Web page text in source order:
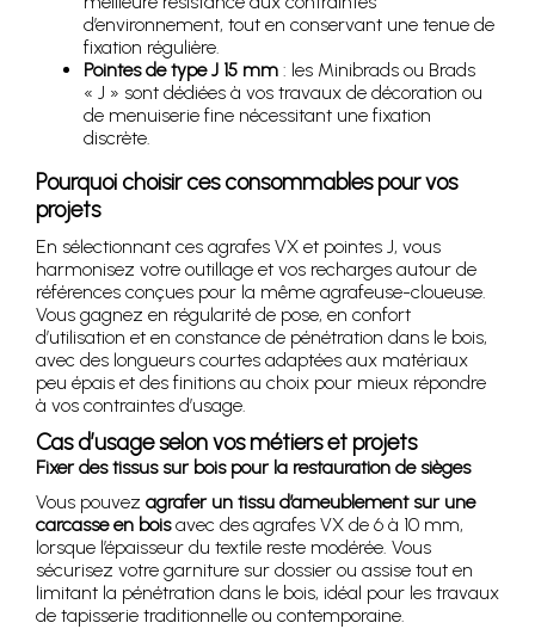
d’environnement, tout en conservant une tenue de
fixation régulière.
Pointes de type J 15 mm : les Minibrads ou Brads
« J » sont dédiées à vos travaux de décoration ou
de menuiserie fine nécessitant une fixation
discrète.
Pourquoi choisir ces consommables pour vos
projets
En sélectionnant ces agrafes VX et pointes J, vous
harmonisez votre outillage et vos recharges autour de
références conçues pour la même agrafeuse-cloueuse.
Vous gagnez en régularité de pose, en confort
d’utilisation et en constance de pénétration dans le bois,
avec des longueurs courtes adaptées aux matériaux
peu épais et des finitions au choix pour mieux répondre
à vos contraintes d’usage.
Cas d’usage selon vos métiers et projets
Fixer des tissus sur bois pour la restauration de sièges
Vous pouvez agrafer un tissu d’ameublement sur une
carcasse en boisavec des agrafes VX de 6 à 10 mm,
lorsque l’épaisseur du textile reste modérée. Vous
sécurisez votre garniture sur dossier ou assise tout en
limitant la pénétration dans le bois, idéal pour les travaux
de tapisserie traditionnelle ou contemporaine.